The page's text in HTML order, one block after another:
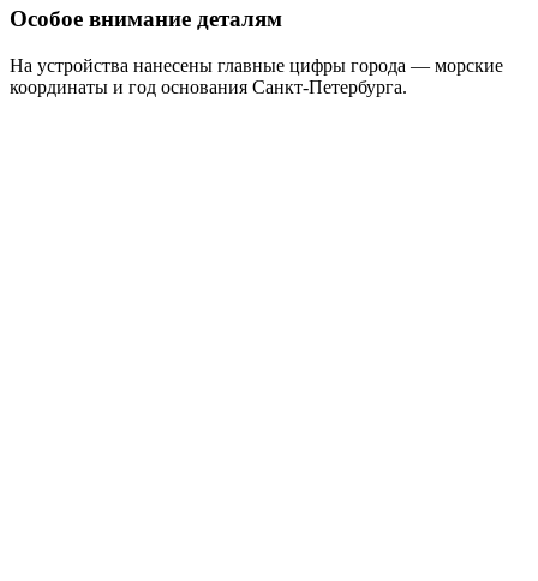
Особое внимание деталям
На устройства нанесены главные цифры города — морские
координаты и год основания Санкт-Петербурга.